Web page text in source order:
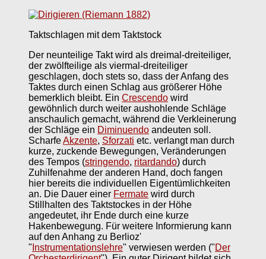
Taktschlagen mit dem Taktstock
Der neunteilige Takt wird als dreimal-dreiteiliger,
der zwölfteilige als viermal-dreiteiliger
geschlagen, doch stets so, dass der Anfang des
Taktes durch einen Schlag aus größerer Höhe
bemerklich bleibt. Ein Crescendo wird
gewöhnlich durch weiter aushohlende Schläge
anschaulich gemacht, während die Verkleinerung
der Schläge ein Diminuendo andeuten soll.
ScharfeAkzente, Sforzati etc. verlangt man durch
kurze, zuckende Bewegungen, Veränderungen
des Tempos (stringendo, ritardando) durch
Zuhilfenahme der anderen Hand, doch fangen
hier bereits die individuellen Eigentümlichkeiten
an. Die Dauer einer Fermate wird durch
Stillhalten des Taktstockes in der Höhe
angedeutet, ihr Ende durch eine kurze
Hakenbewegung. Für weitere Informierung kann
auf den Anhang zu Berlioz'
" Instrumentationslehre" verwiesen werden ("Der